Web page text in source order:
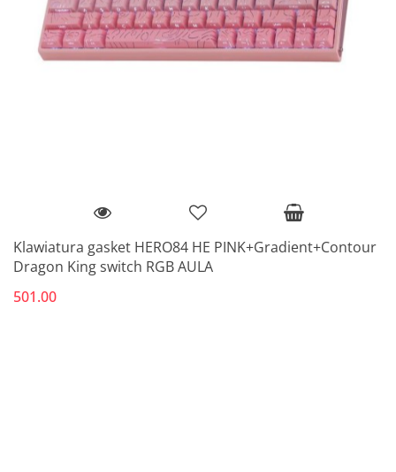
Klawiatura gasket HERO84 HE PINK+Gradient+Contour
Dragon King switch RGB AULA
501.00